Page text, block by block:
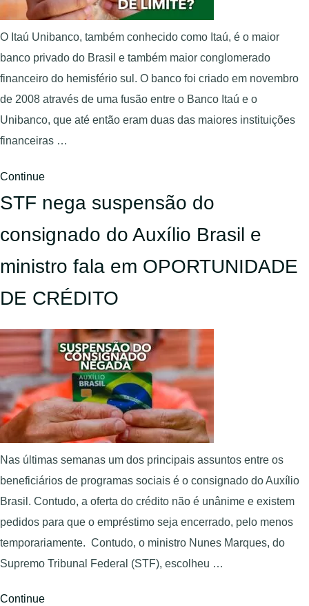
O Itaú Unibanco, também conhecido como Itaú, é o maior
banco privado do Brasil e também maior conglomerado
financeiro do hemisfério sul. O banco foi criado em novembro
de 2008 através de uma fusão entre o Banco Itaú e o
Unibanco, que até então eram duas das maiores instituições
financeiras …
Continue
STF nega suspensão do
consignado do Auxílio Brasil e
ministro fala em OPORTUNIDADE
DE CRÉDITO
Nas últimas semanas um dos principais assuntos entre os
beneficiários de programas sociais é o consignado do Auxílio
Brasil. Contudo, a oferta do crédito não é unânime e existem
pedidos para que o empréstimo seja encerrado, pelo menos
temporariamente. Contudo, o ministro Nunes Marques, do
Supremo Tribunal Federal (STF), escolheu …
Continue